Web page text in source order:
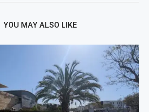
YOU MAY ALSO LIKE